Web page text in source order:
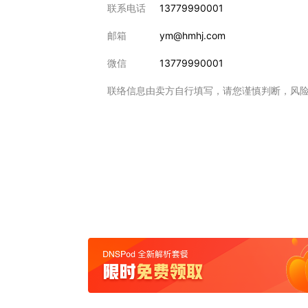
联系电话 13779990001
邮箱 ym@hmhj.com
微信 13779990001
联络信息由卖方自行填写，请您谨慎判断，风